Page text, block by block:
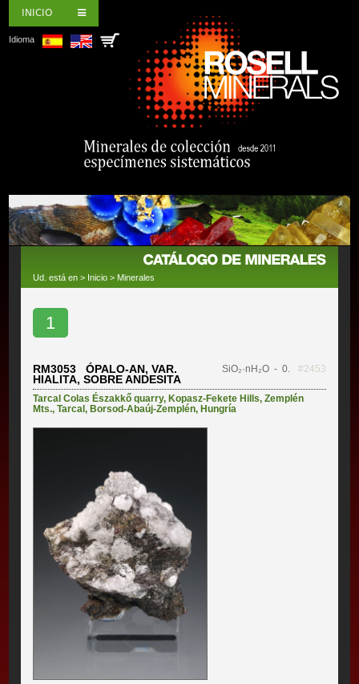
INICIO
Idioma
Ud. está en > Inicio > Minerales
1
RM3053 ÓPALO-AN, VAR.
HIALITA, SOBRE ANDESITA
SiO₂·nH₂O- 0. #2453
Tarcal Colas Északkő quarry, Kopasz-Fekete Hills,Zemplén
Mts.,Tarcal, Borsod-Abaúj-Zemplén, Hungría